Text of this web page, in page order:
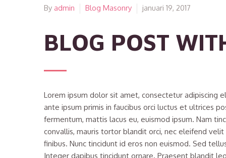
By admin Blog Masonry januari 19, 2017
BLOG POST
Lorem ipsum dolor sit amet, consectetur adipiscing
ante ipsum primis in faucibus orci luctus et ultrices
fermentum, mattis lacus eu, euismod ipsum. Nam
convallis, mauris tortor blandit orci, nec eleifend
finibus. Nunc tincidunt id eros non euismod. Sed
Integer dapibus tincidunt ornare. Praesent blandit